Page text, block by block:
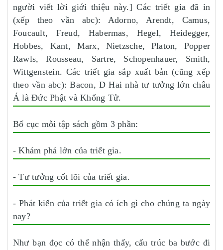
người viết lời giới thiệu này.] Các triết gia đã in
(xếp theo vần abc): Adorno, Arendt, Camus,
Foucault, Freud, Habermas, Hegel, Heidegger,
Hobbes, Kant, Marx, Nietzsche, Platon, Popper
Rawls, Rousseau, Sartre, Schopenhauer, Smith,
Wittgenstein. Các triết gia sắp xuất bản (cũng xếp
theo vần abc): Bacon, D Hai nhà tư tưởng lớn châu
Á là Đức Phật và Khổng Tử.
Bố cục mỗi tập sách gồm 3 phần:
- Khám phá lớn của triết gia.
- Tư tưởng cốt lõi của triết gia.
- Phát kiến của triết gia có ích gì cho chúng ta ngày
nay?
Như bạn đọc có thể nhận thấy, cấu trúc ba bước đi